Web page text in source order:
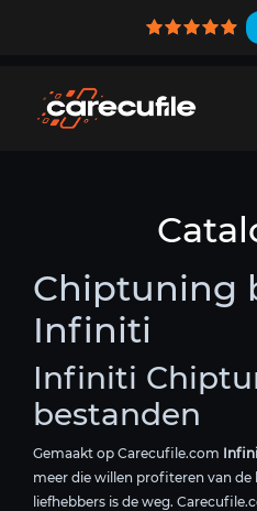
Chiptuning
Infiniti
Infiniti
bestanden
Gemaakt op Carecufile.com
meer die willen profiteren van de
liefhebbers is de weg.